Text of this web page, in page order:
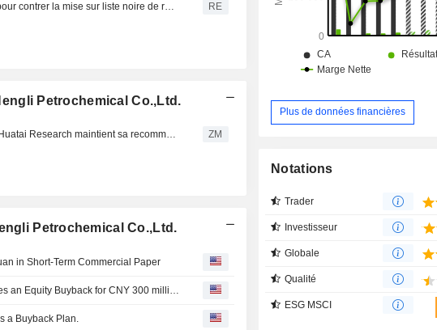
La Chine invoque sa loi anti-sanctions pour contrer la mise sur liste noire de raffineurs par les États-Unis RE
Petrochemical Co.,Ltd.
ZM
Petrochemical Co.,Ltd.
in Short-Term Commercial Paper
a Buyback Plan.
Plus de données financières
Notations
Trader
Investisseur
Globale
Qualité
ESG MSCI